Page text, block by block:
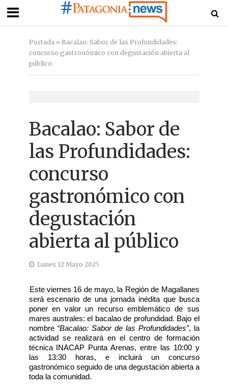
Portada» Bacalao: Sabor de las Profundidades:
concurso gastronómico con degustación abierta al
público
Bacalao: Sabor de
las Profundidades:
concurso
gastronómico con
degustación
abierta al público
Lunes 12 Mayo 2025
Este viernes 16 de mayo, la Región de Magallanes
será escenario de una jornada inédita que busca
poner en valor un recurso emblemático de sus
mares australes: el bacalao de profundidad. Bajo el
nombre “Bacalao: Sabor de las Profundidades”, la
actividad se realizará en el centro de formación
técnica INACAP Punta Arenas, entre las 10:00 y
las 13:30 horas, e incluirá un concurso
gastronómico seguido de una degustación abierta a
toda la comunidad.